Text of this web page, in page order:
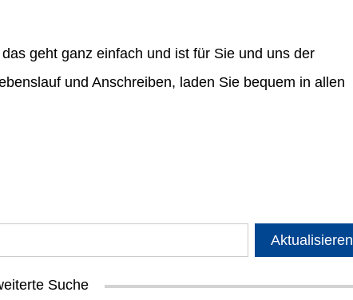
geht ganz einfach und ist für Sie und uns der
und Anschreiben, laden Sie bequem in allen
Aktualisieren
Suche